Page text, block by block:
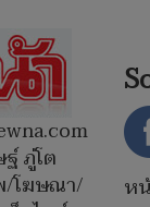
ภู่โต
/โฆษณา/
ห